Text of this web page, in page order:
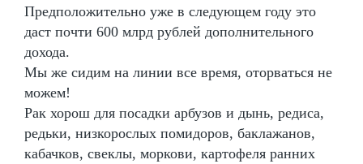
Предположительно уже в следующем году это
даст почти 600 млрд рублей дополнительного
дохода.
Мы же сидим на линии все время, оторваться не
можем!
Рак хорош для посадки арбузов и дынь, редиса,
редьки, низкорослых помидоров, баклажанов,
кабачков, свеклы, моркови, картофеля ранних